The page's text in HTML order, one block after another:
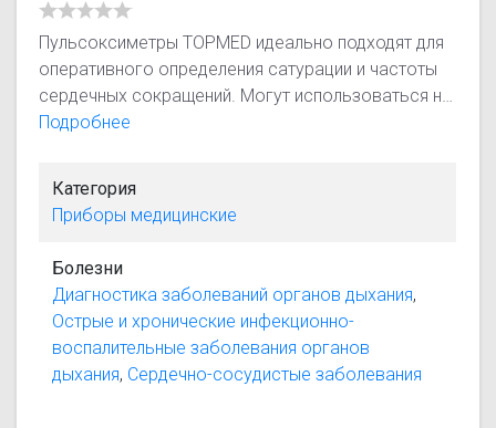
Пульсоксиметры TOPMED идеально подходят для
оперативного определения сатурации и частоты
сердечных сокращений. Могут использоваться на
дому, в службах скорой помощи, терапевтических
заболеваниях органов дыхания.
Подробнее
Категория
Приборы медицинские
Болезни
Диагностика заболеваний органов дыхания,
Острые и хронические инфекционно-
воспалительные заболевания органов
дыхания, Сердечно-сосудистые заболевания